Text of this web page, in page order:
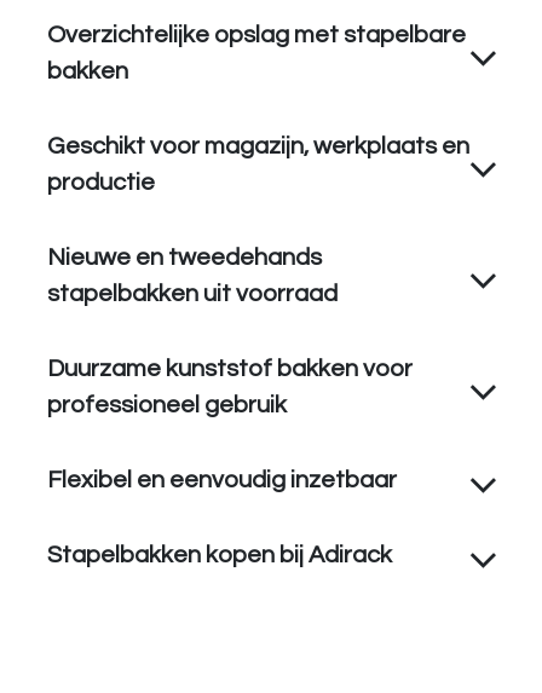
Overzichtelijke opslag met stapelbare
bakken
Geschikt voor magazijn, werkplaats en
productie
Nieuwe en tweedehands
Duurzame kunststof bakken voor